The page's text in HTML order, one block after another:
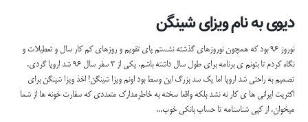
دیوی به نام ویزای شینگن
نوروز ٩٦ بود كه همچون نوروزهاى گذشته نشستم پاى تقويم و روزهاى كم كار سال و تعطيلات و
نگاه كردم تا بتونم ى برنامه براى طول سال داشته باشم. يكى از ٣ سفر سال ٩٦ شد اروپا گردى.
تصميم به راحتى شد اروپا اما يك سد بزرگ اين وسط بود اونم ويزا شينگن! اخذ ويزا شينگن براى
اكثريت ايرانى ها ى كار نه نشد بلكه واقعا سخته به خاطرمدارك متعددى كه سفارت خونه ها از شما
ميخوان. از كپى شناسنامه تا حساب بانكى خوب...